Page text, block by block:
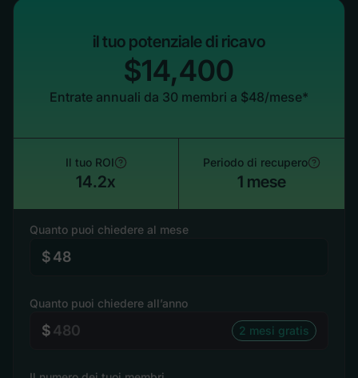
il tuo potenziale di ricavo
$14,400
Entrate annuali da 30 membri a $48/mese*
Il tuo ROI
14.2x
Periodo di recupero
1 mese
Quanto puoi chiedere al mese
$
Quanto puoi chiedere all’anno
$ 2 mesi gratis